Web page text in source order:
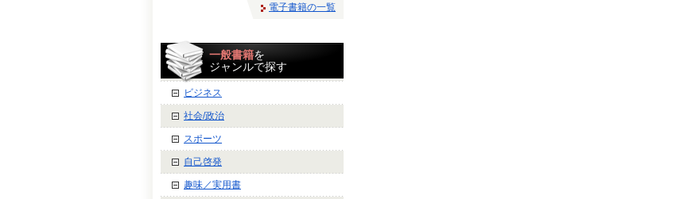
電子書籍の一覧
一般書籍を
ジャンルで探す
ビジネス
社会/政治
スポーツ
自己啓発
趣味／実用書